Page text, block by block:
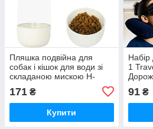
Пляшка подвійна для
собак і кішок для води зі
складаною мискою H-
Cup
171 ₴
Купити
1
в 1
91₴